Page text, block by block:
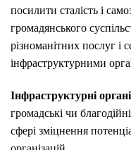
посилити сталість і
громадянського
різноманітних послуг і
інфраструктурними
Інфраструктурні
громадські чи
сфері зміцнення